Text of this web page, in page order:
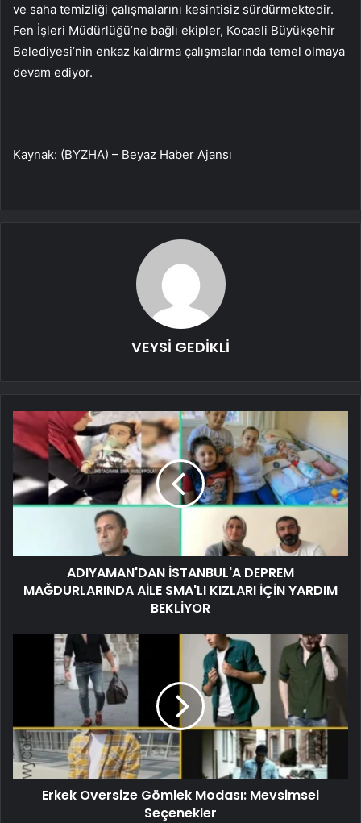
ve saha temizliği çalışmalarını kesintisiz sürdürmektedir.
Fen İşleri Müdürlüğü’ne bağlı ekipler, Kocaeli Büyükşehir
Belediyesi’nin enkaz kaldırma çalışmalarında temel olmaya
devam ediyor.
Kaynak: (BYZHA) – Beyaz Haber Ajansı
VEYSİ GEDİKLİ
ADIYAMAN'DAN İSTANBUL'A DEPREM
MAĞDURLARINDA AİLE SMA'LI KIZLARI İÇİN YARDIM
BEKLİYOR
Erkek Oversize Gömlek Modası: Mevsimsel
Seçenekler